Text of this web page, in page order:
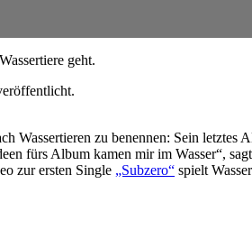
geht.
Wassertieren zu benennen: Sein letztes
fürs Album kamen mir im Wasser“, sagt
zur ersten Single „Subzero“ spielt